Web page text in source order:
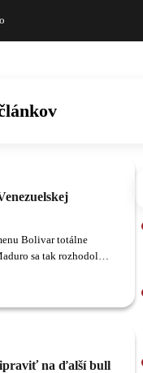
Bolivar totálne
sa tak rozhodol
národnú kryptomenu -
na ďalší bull